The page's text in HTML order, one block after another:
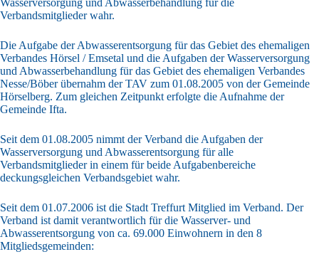
Wasserversorgung und Abwasserbehandlung für die
Verbandsmitglieder wahr.
Die Aufgabe der Abwasserentsorgung für das Gebiet des ehemaligen
Verbandes Hörsel / Emsetal und die Aufgaben der Wasserversorgung
und Abwasserbehandlung für das Gebiet des ehemaligen Verbandes
Nesse/Böber übernahm der TAV zum 01.08.2005 von der Gemeinde
Hörselberg. Zum gleichen Zeitpunkt erfolgte die Aufnahme der
Gemeinde Ifta.
Seit dem 01.08.2005 nimmt der Verband die Aufgaben der
Wasserversorgung und Abwasserentsorgung für alle
Verbandsmitglieder in einem für beide Aufgabenbereiche
deckungsgleichen Verbandsgebiet wahr.
Seit dem 01.07.2006 ist die Stadt Treffurt Mitglied im Verband. Der
Verband ist damit verantwortlich für die Wasserver- und
Abwasserentsorgung von ca. 69.000 Einwohnern in den 8
Mitgliedsgemeinden: